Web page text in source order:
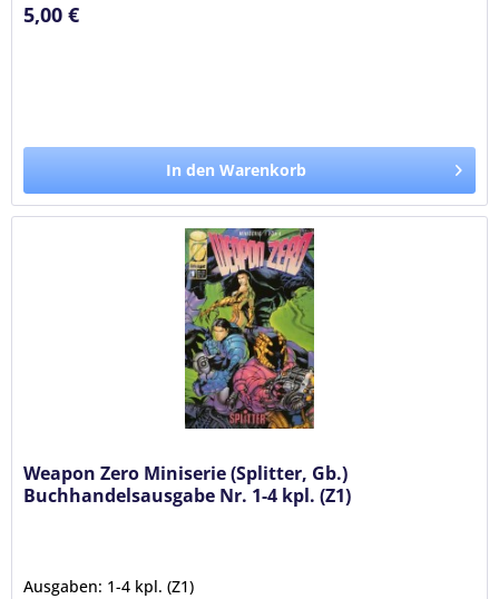
5,00 €
In den Warenkorb
Weapon Zero Miniserie (Splitter, Gb.)
Buchhandelsausgabe Nr. 1-4 kpl. (Z1)
Ausgaben: 1-4 kpl. (Z1)